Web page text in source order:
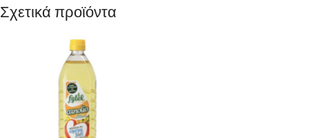
Σχετικά προϊόντα